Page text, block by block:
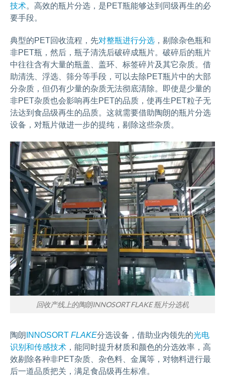
技术。高效的瓶片分选，是PET瓶能够达到同级再生的必
要手段。
典型的PET回收流程，先对整瓶进行分选 ，剔除杂色瓶和
非PET瓶，然后，瓶子清洗后破碎成瓶片。破碎后的瓶片
中往往含有大量的瓶盖、盖环、标签碎片及其它杂质。借
助清洗、浮选、筛分等手段，可以去除PET瓶片中的大部
分杂质，但仍有少量的杂质无法彻底清除。即使是少量的
非PET杂质也会影响再生PET的品质，使再生PET粒子无
法达到食品级再生的品质。这就需要借助陶朗的瓶片分选
设备，对瓶片做进一步的提纯，剔除这些杂质。
回收产线上的陶朗INNOSORT FLAKE 瓶片分选机
陶朗 INNOSORT FLAKE分选设备，借助业内领先的光电
识别和传感技术 ，能同时提升材质和颜色的分选效率，高
效剔除各种非PET杂质、杂色料、金属等，对物料进行最
后一道品质把关，满足食品级再生标准。